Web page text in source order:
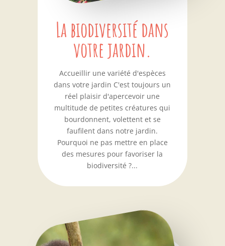
La biodiversité dans
votre jardin.
Accueillir une variété d'espèces
dans votre jardin C'est toujours un
réel plaisir d'apercevoir une
multitude de petites créatures qui
bourdonnent, volettent et se
faufilent dans notre jardin.
Pourquoi ne pas mettre en place
des mesures pour favoriser la
biodiversité ?...